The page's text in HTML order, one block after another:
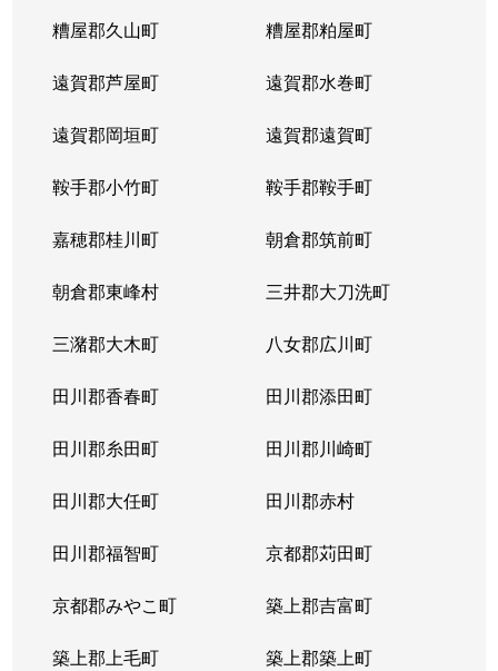
糟屋郡久山町 糟屋郡粕屋町
遠賀郡芦屋町 遠賀郡水巻町
遠賀郡岡垣町 遠賀郡遠賀町
鞍手郡小竹町 鞍手郡鞍手町
嘉穂郡桂川町 朝倉郡筑前町
朝倉郡東峰村 三井郡大刀洗町
三潴郡大木町 八女郡広川町
田川郡香春町 田川郡添田町
田川郡糸田町 田川郡川崎町
田川郡大任町 田川郡赤村
田川郡福智町 京都郡苅田町
京都郡みやこ町 築上郡吉富町
築上郡上毛町 築上郡築上町